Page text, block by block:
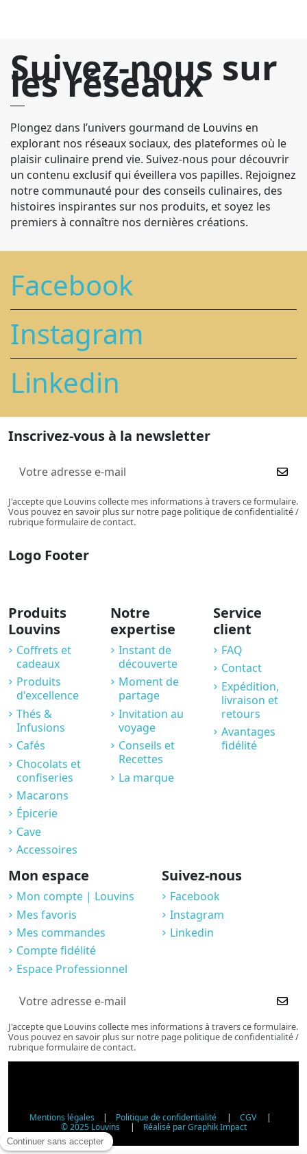
Suivez-nous sur
les réseaux
Plongez dans l’univers gourmand de Louvins en
explorant nos réseaux sociaux, des plateformes où le
plaisir culinaire prend vie. Suivez-nous pour découvrir
un contenu exclusif qui éveillera vos papilles. Rejoignez
notre communauté pour des conseils culinaires, des
histoires inspirantes sur nos produits, et soyez les
premiers à connaître nos dernières créations.
Facebook
Instagram
Linkedin
Inscrivez-vous à la newsletter
J'accepte que Louvins collecte mes informations à travers ce formulaire.
Vous pouvez en savoir plus sur notre page politique de confidentialité /
rubrique formulaire de contact.
Logo Footer
Produits
Louvins
Coffrets et
cadeaux
Produits
d'excellence
Thés &
Infusions
Cafés
Chocolats et
confiseries
Macarons
Épicerie
Cave
Accessoires
Notre
expertise
Instant de
découverte
Moment de
partage
Invitation au
voyage
Conseils et
Recettes
La marque
Service
client
FAQ
Contact
Expédition,
livraison et
retours
Avantages
fidélité
Mon espace
Mon compte | Louvins
Mes favoris
Mes commandes
Compte fidélité
Espace Professionnel
Suivez-nous
Facebook
Instagram
Linkedin
J'accepte que Louvins collecte mes informations à travers ce formulaire.
Vous pouvez en savoir plus sur notre page politique de confidentialité /
rubrique formulaire de contact.
Mentions légales | Politique de confidentialité | CGV |
© 2025 Louvins | Réalisé par Graphik Impact